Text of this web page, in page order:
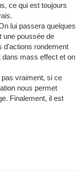
ce qui est toujours
lui passera quelques
une poussée de
d'actions rondement
dans mass effect et on
vraiment, si ce
nous permet
Finalement, il est